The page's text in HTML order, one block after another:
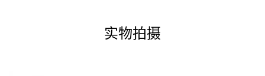
实物拍摄